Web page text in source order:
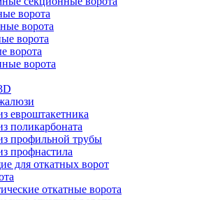
ворота
ворота
ворота
ворота
ворота
евроштакетника
поликарбоната
профильной трубы
профнастила
для откатных ворот
откатные ворота